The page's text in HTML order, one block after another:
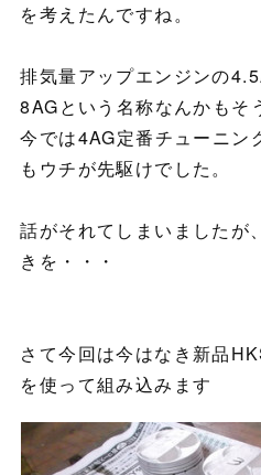
を考えたんですね。
排気量アップエンジンの
8AGという名称なんかもそ
今では4AG定番チューニン
もウチが先駆けでした。
話がそれてしまいましたが
きを・・・
さて今回は今はなき新品
を使って組み込みます